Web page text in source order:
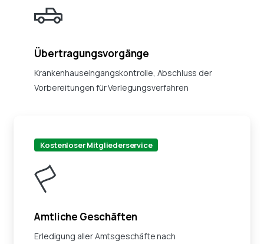
Übertragungsvorgänge
Krankenhauseingangskontrolle, Abschluss der
Vorbereitungen für Verlegungsverfahren
Kostenloser Mitgliederservice
Amtliche Geschäften
Erledigung aller Amtsgeschäfte nach